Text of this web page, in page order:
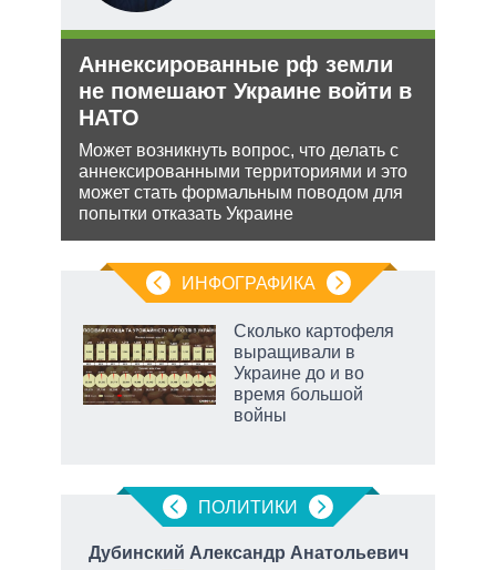
Аннексированные рф земли
не помешают Украине войти в
НАТО
Может возникнуть вопрос, что делать с
аннексированными территориями и это
может стать формальным поводом для
попытки отказать Украине
ИНФОГРАФИКА
Сколько картофеля
выращивали в
Украине до и во
время большой
войны
ПОЛИТИКИ
Дубинский Александр Анатольевич